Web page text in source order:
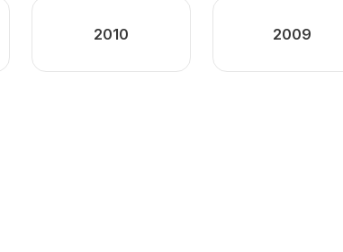
2010 2009